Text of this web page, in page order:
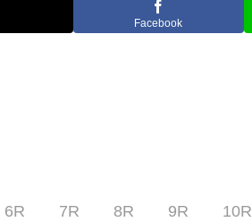
Facebook
6R 7R 8R 9R 10R